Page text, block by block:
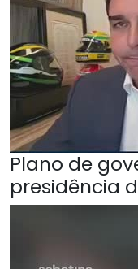
Plano de
presidência